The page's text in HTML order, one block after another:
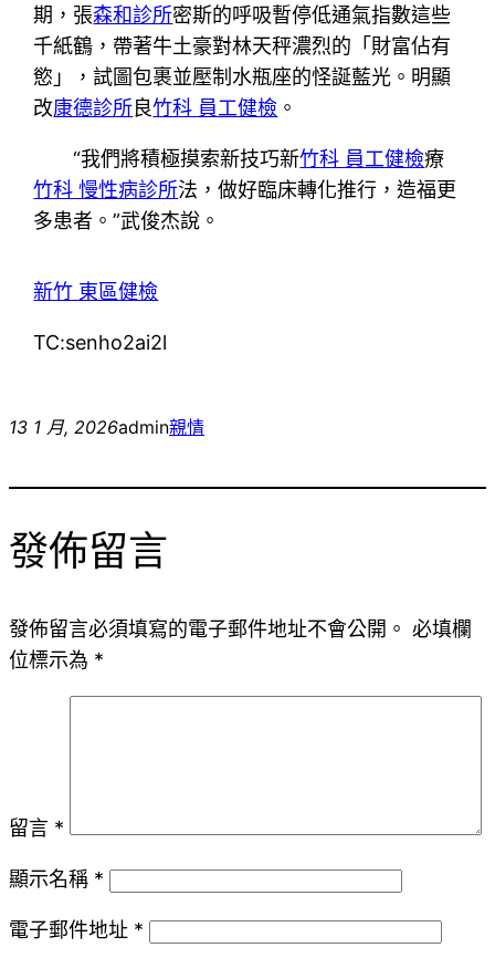
期，張森和診所密斯的呼吸暫停低通氣指數這些
千紙鶴，帶著牛土豪對林天秤濃烈的「財富佔有
慾」，試圖包裹並壓制水瓶座的怪誕藍光。明顯
改康德診所良竹科 員工健檢 。
“我們將積極摸索新技巧新竹科 員工健檢療
竹科 慢性病診所法，做好臨床轉化推行，造福更
多患者。”武俊杰說。
新竹 東區健檢
TC:senho2ai2l
13 1 月, 2026admin親情
發佈留言
發佈留言必須填寫的電子郵件地址不會公開。 必填欄
位標示為 *
留言 *
顯示名稱 *
電子郵件地址 *